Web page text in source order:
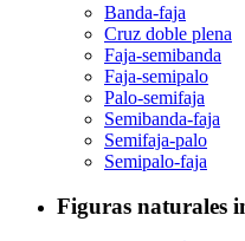
Banda-faja
Cruz doble plena
Faja-semibanda
Faja-semipalo
Palo-semifaja
Semibanda-faja
Semifaja-palo
Semipalo-faja
Figuras naturales